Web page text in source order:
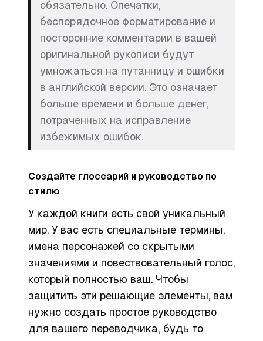
обязательно. Опечатки,
беспорядочное форматирование и
посторонние комментарии в вашей
оригинальной рукописи будут
умножаться на путанницу и ошибки
в английской версии. Это означает
больше времени и больше денег,
потраченных на исправление
избежимых ошибок.
Создайте глоссарий и руководство по
стилю
У каждой книги есть свой уникальный
мир. У вас есть специальные термины,
имена персонажей со скрытыми
значениями и повествовательный голос,
который полностью ваш. Чтобы
защитить эти решающие элементы, вам
нужно создать простое руководство
для вашего переводчика, будь то